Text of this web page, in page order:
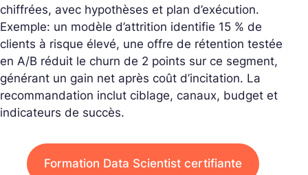
chiffrées, avec hypothèses et plan d’exécution.
Exemple: un modèle d’attrition identifie 15 % de
clients à risque élevé, une offre de rétention testée
en A/B réduit le churn de 2 points sur ce segment,
générant un gain net après coût d’incitation. La
recommandation inclut ciblage, canaux, budget et
indicateurs de succès.
Formation Data Scientist certifiante